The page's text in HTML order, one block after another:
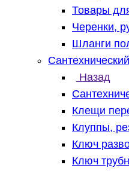
Товары
Черенки,
Шланги
Назад
Клещи
Клуппы,
Ключ
Ключ